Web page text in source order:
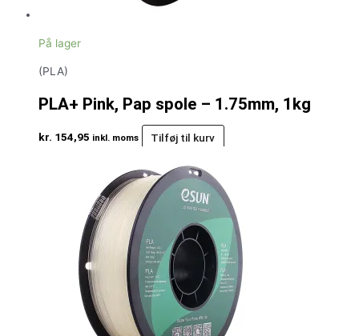
På lager
(PLA)
PLA+ Pink, Pap spole – 1.75mm, 1kg
kr. 154,95 inkl. moms Tilføj til kurv